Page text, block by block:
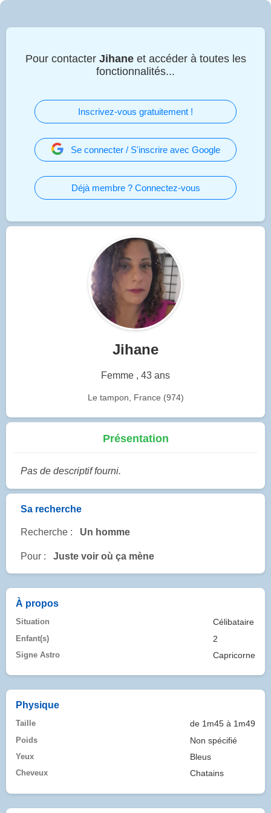
Pour contacter Jihaneet accéder à toutes les
fonctionnalités...
Inscrivez-vous gratuitement !
Se connecter / S'inscrire avec Google
Déjà membre ? Connectez-vous
Jihane
Femme , 43 ans
Le tampon, France (974)
Présentation
Pas de descriptif fourni.
Sa recherche
Recherche : Un homme
Pour : Juste voir où ça mène
À propos
Situation Célibataire
Enfant(s) 2
Signe Astro Capricorne
Physique
Taille de 1m45 à 1m49
Poids Non spécifié
Yeux Bleus
Cheveux Chatains